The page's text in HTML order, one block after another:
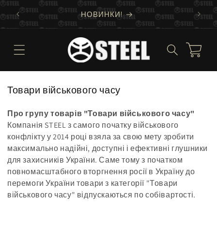
Skip to
content
НОВИНКИ!
Cart
C
l
l
e
c
t
i
o
Товари військового часу
Про групу товарів "Товари військового часу"
Компанія STEEL з самого початку військового
конфлікту у 2014 році взяла за свою мету зробити
максимально надійні, доступні і ефективні глушники
для захисників України. Саме тому з початком
повномасштабного вторгнення росії в Україну до
перемоги України товари з категорії "Товари
військового часу" відпускаються по собівартості.